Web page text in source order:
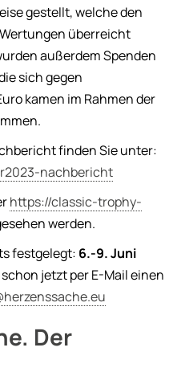
gestellt, welche den
überreicht
außerdem Spenden
sich gegen
kamen im Rahmen der
finden Sie unter:
nachbericht
https://classic-trophy-
werden.
festgelegt: 6.-9. Juni
jetzt per E-Mail einen
Der